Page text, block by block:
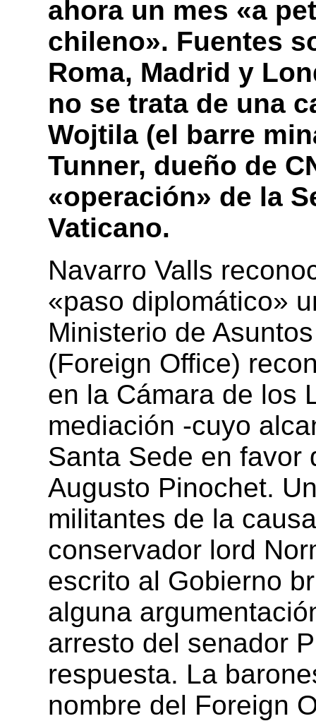
ahora un mes «a
chileno». Fuentes
Roma, Madrid y
no se trata de una
Wojtila (el barre
Tunner, dueño de
«operación» de la
Vaticano.
Navarro Valls
«paso diplomático»
Ministerio de
(Foreign Office)
en la Cámara de los
mediación -cuyo
Santa Sede en favor
Augusto Pinochet.
militantes de la
conservador lord
escrito al Gobierno
alguna
arresto del senador
respuesta. La
nombre del Foreign